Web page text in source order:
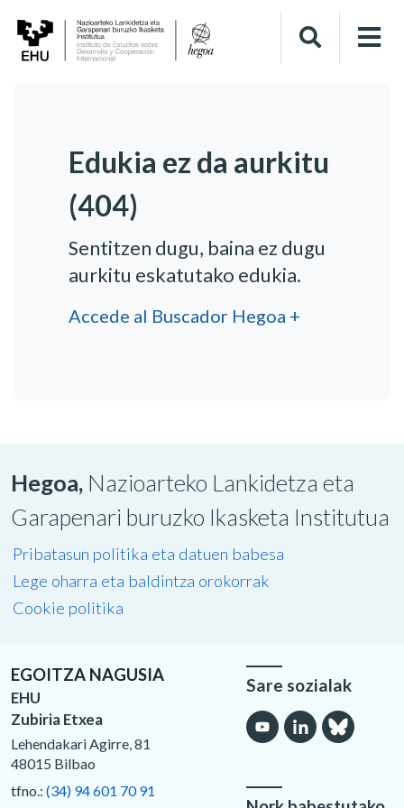
Edukia ez da aurkitu
(404)
Sentitzen dugu, baina ez dugu
aurkitu eskatutako edukia.
Accede al Buscador Hegoa +
Hegoa, Nazioarteko Lankidetza eta
Garapenari buruzko Ikasketa Institutua
Pribatasun politika eta datuen babesa
Lege oharra eta baldintza orokorrak
Cookie politika
EGOITZA NAGUSIA
EHU
Zubiria Etxea
Lehendakari Agirre, 81
48015 Bilbao
tfno.: (34) 94 601 70 91
Sare sozialak